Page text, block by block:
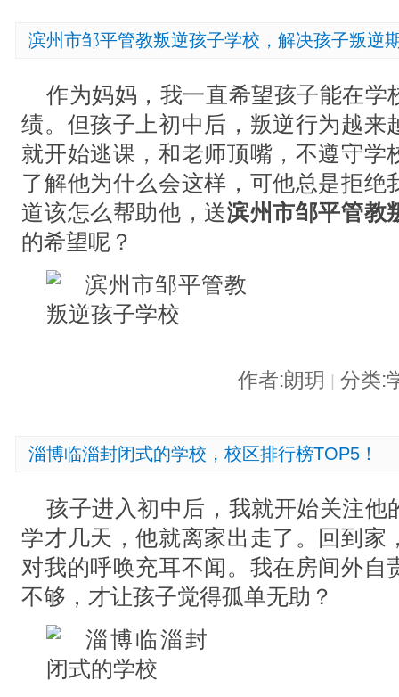
滨州市邹平管教叛逆孩子学校，解决孩子叛逆
作为妈妈，我一直希望孩子能在学
绩。但孩子上初中后，叛逆行为越来
就开始逃课，和老师顶嘴，不遵守学
了解他为什么会这样，可他总是拒绝
道该怎么帮助他，送滨州市邹平管教
的希望呢？
作者:朗玥 | 分类:
淄博临淄封闭式的学校，校区排行榜TOP5！
孩子进入初中后，我就开始关注他
学才几天，他就离家出走了。回到家
对我的呼唤充耳不闻。我在房间外自
不够，才让孩子觉得孤单无助？